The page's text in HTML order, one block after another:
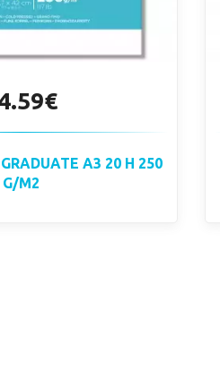
A3 20 H 250
G/M2